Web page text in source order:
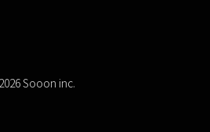
Sooon inc.